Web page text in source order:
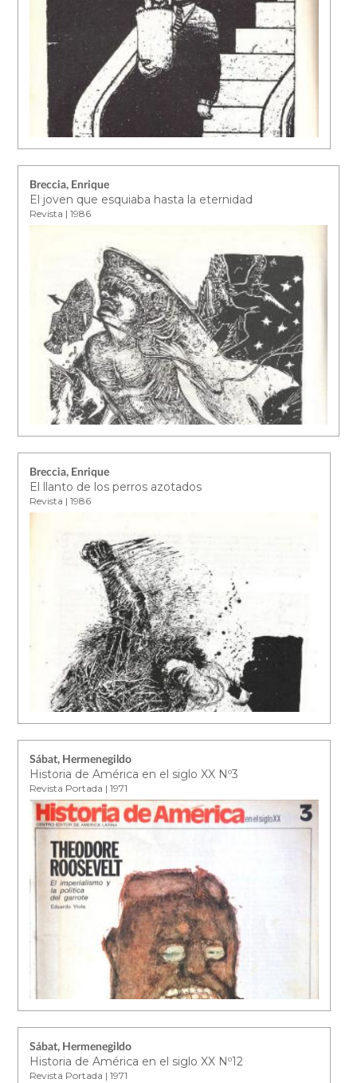
Breccia, Enrique
El joven que esquiaba hasta la eternidad
Revista | 1986
Breccia, Enrique
El llanto de los perros azotados
Revista | 1986
Sábat, Hermenegildo
Historia de América en el siglo XX Nº3
Revista Portada | 1971
Sábat, Hermenegildo
Historia de América en el siglo XX Nº12
Revista Portada | 1971